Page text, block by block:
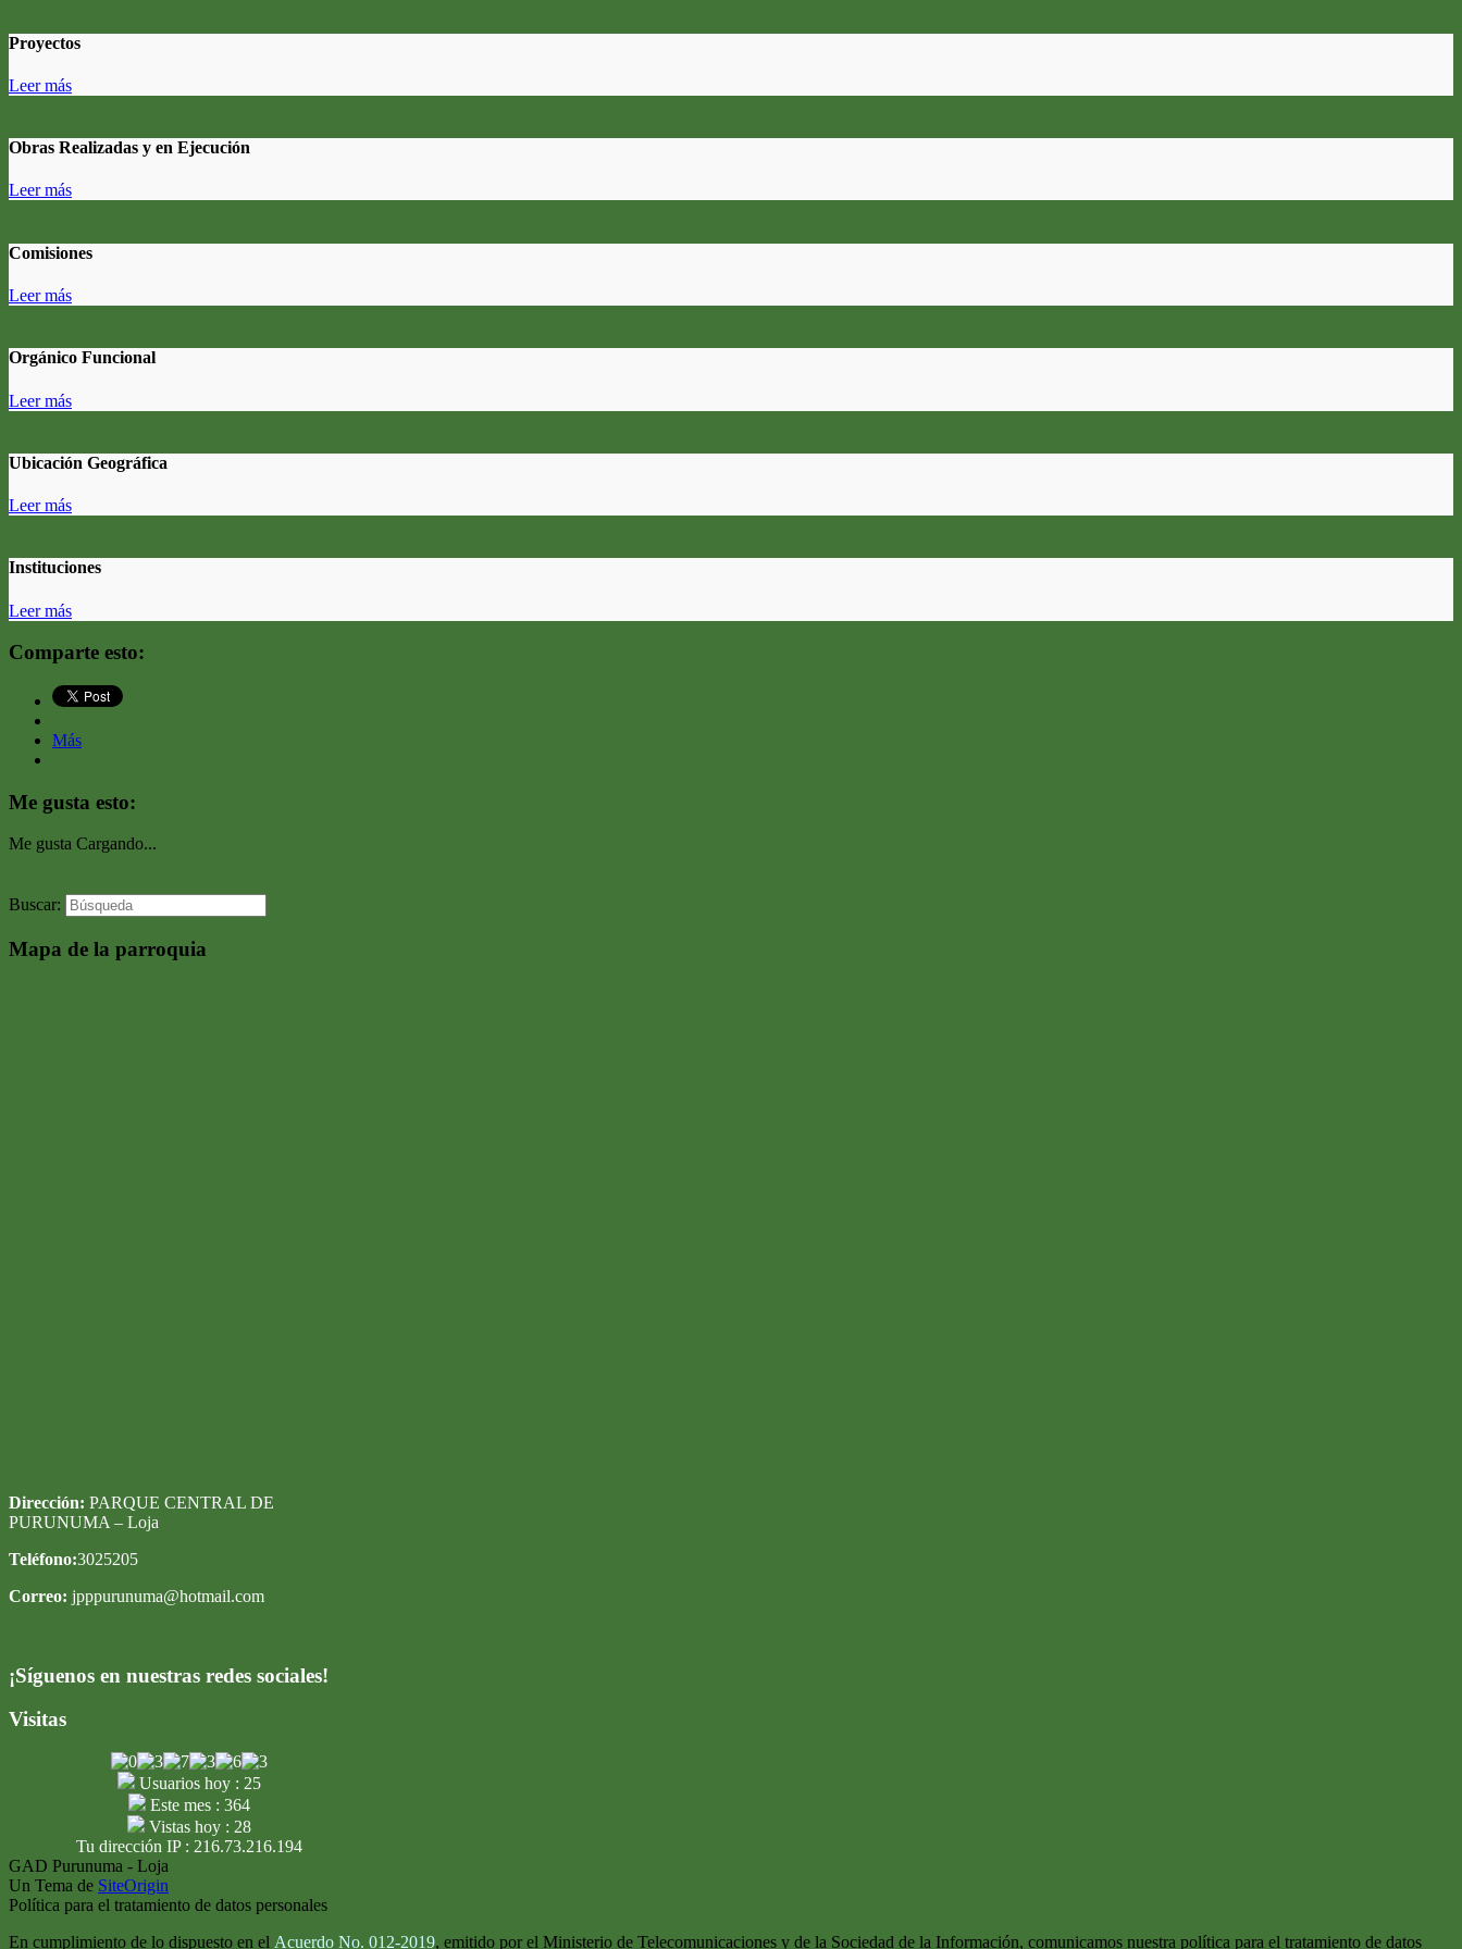
Proyectos
Leer más
Obras Realizadas y en Ejecución
Leer más
Comisiones
Leer más
Orgánico Funcional
Leer más
Ubicación Geográfica
Leer más
Instituciones
Leer más
Comparte esto:
Más
Me gusta esto:
Me gusta Cargando...
Buscar:
Mapa de la parroquia
Dirección: PARQUE CENTRAL DE
PURUNUMA – Loja
Teléfono:3025205
Correo: jpppurunuma@hotmail.com
¡Síguenos en nuestras redes sociales!
Visitas
Usuarios hoy : 25
Este mes : 364
Vistas hoy : 28
Tu dirección IP : 216.73.216.194
GAD Purunuma - Loja
Un Tema de SiteOrigin
Política para el tratamiento de datos personales
En cumplimiento de lo dispuesto en el Acuerdo No. 012-2019, emitido por el Ministerio de Telecomunicaciones y de la Sociedad de la Información, comunicamos nuestra política para el tratamiento de datos